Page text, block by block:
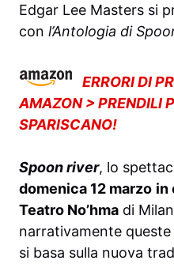
Edgar Lee Masters si
con l’Antologia di
ERRORI DI
AMAZON > PRENDILI
SPARISCANO!
Spoon river, lo
domenica 12 marzo in
Teatro No’hma di
narrativamente queste
si basa sulla nuova